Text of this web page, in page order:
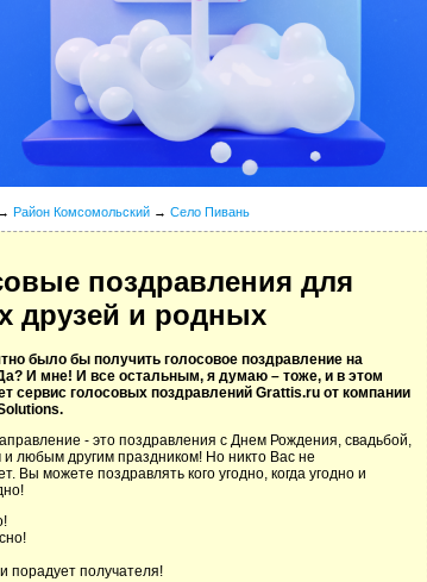
→ Район Комсомольский → Село Пивань
поздравления для
друзей и родных
было бы получить голосовое поздравление на
И мне! И все остальным, я думаю – тоже, и в этом
сервис голосовых поздравлений Grattis.ru от компании
- это поздравления с Днем Рождения, свадьбой,
и любым другим праздником! Но никто Вас не
Вы можете поздравлять кого угодно, когда угодно и
порадует получателя!